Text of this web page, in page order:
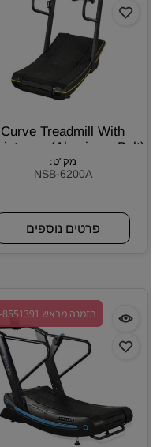
Curve Treadmill With
(Aluminum Belt)
מק"ט:
NSB-6200A
פרטים נוספים
הזמנה מראש 08-8551391